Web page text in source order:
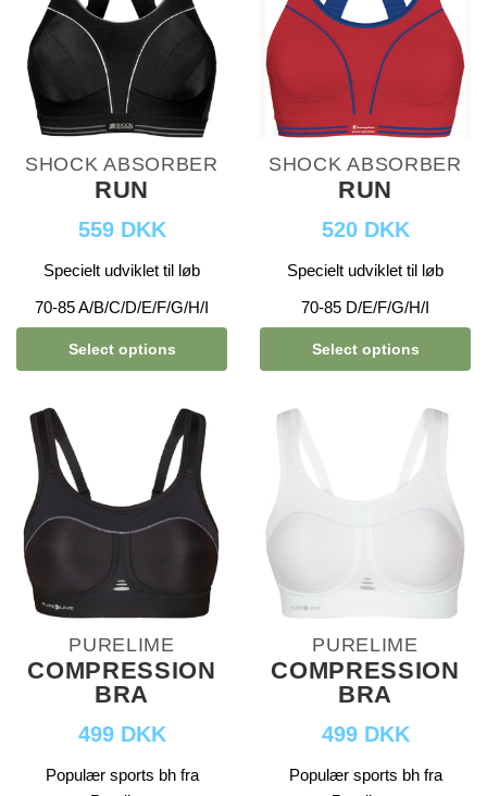
SHOCK ABSORBER
RUN
559 DKK
Specielt udviklet til løb
70-85 A/B/C/D/E/F/G/H/I
Select options
SHOCK ABSORBER
RUN
520 DKK
Specielt udviklet til løb
70-85 D/E/F/G/H/I
Select options
PURELIME
COMPRESSION
BRA
499 DKK
Populær sports bh fra
PURELIME
COMPRESSION
BRA
499 DKK
Populær sports bh fra